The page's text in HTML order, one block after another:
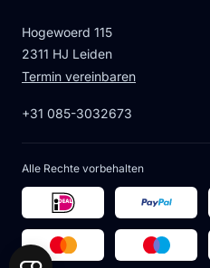
Hogewoerd 115
2311 HJ Leiden
Termin vereinbaren
+31 085-3032673
Alle Rechte vorbehalten